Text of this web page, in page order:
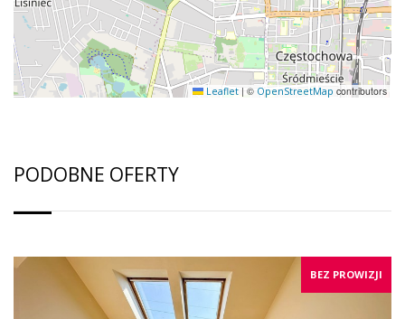
Leaflet | © OpenStreetMap contributors
PODOBNE OFERTY
BEZ PROWIZJI